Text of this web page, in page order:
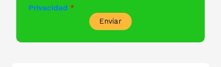
Privacidad
Enviar